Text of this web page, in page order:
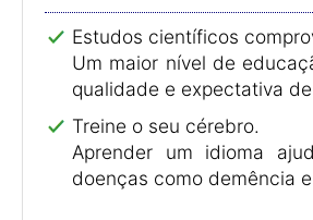
Estudos científicos
Um maior nível de
qualidade e expectativa
Treine o seu cérebro.
Aprender um idioma
doenças como demência